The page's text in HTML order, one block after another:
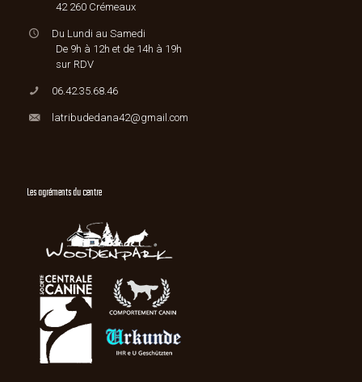
42 260 Crémeaux
Du Lundi au Samedi
De 9h à 12h et de 14h à 19h
sur RDV
06.42.35.68.46
latribudedana42@gmail.com
Les agréments du centre